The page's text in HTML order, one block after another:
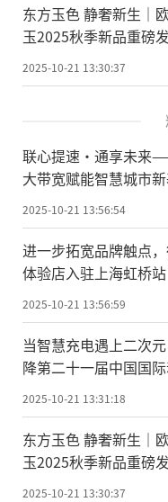
东方玉色 静奢新生｜
玉2025秋季新品重磅发
2025-10-21 13:30:37
联心提速·通享未来
大带宽赋能智慧城市
2025-10-21 13:56:54
进一步拓宽品牌触点
体验店入驻上海虹桥站
2025-10-21 13:56:59
当智慧充电遇上二次
降第二十一届中国国
2025-10-21 13:31:18
东方玉色 静奢新生｜
玉2025秋季新品重磅发
2025-10-21 13:30:37